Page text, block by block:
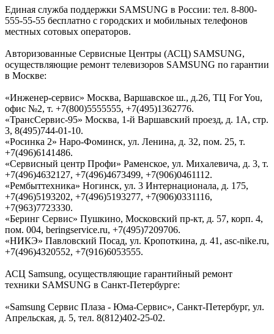
Единая служба поддержки SAMSUNG в России: тел. 8-800-
555-55-55 бесплатно с городских и мобильных телефонов
местных сотовых операторов.
Авторизованные Сервисные Центры (АСЦ) SAMSUNG,
осуществляющие ремонт телевизоров SAMSUNG по гарантии
в Москве:
«Инженер-сервис» Москва, Варшавское ш., д.26, ТЦ For You,
офис №2, т. +7(800)5555555, +7(495)1362776.
«ТрансСервис-95» Москва, 1-й Варшавский проезд, д. 1А, стр.
3, 8(495)744-01-10.
«Росинка 2» Наро-Фоминск, ул. Ленина, д. 32, пом. 25, т.
+7(496)6141486.
«Сервисный центр Профи» Раменское, ул. Михалевича, д. 3, т.
+7(496)4632127, +7(496)4673499, +7(906)0461112.
«Рембыттехника» Ногинск, ул. 3 Интернационала, д. 175,
+7(496)5193202, +7(496)5193277, +7(906)0331116,
+7(963)7723330.
«Беринг Сервис» Пушкино, Московский пр-кт, д. 57, корп. 4,
пом. 004, beringservice.ru, +7(495)7209706.
«НИКЭ» Павловский Посад, ул. Кропоткина, д. 41, asc-nike.ru,
+7(496)4320552, +7(916)6053555.
АСЦ Samsung, осуществляющие гарантийный ремонт
техники SAMSUNG в Санкт-Петербурге:
«Samsung Сервис Плаза - Юма-Cервис», Санкт-Петербург, ул.
Апрельская, д. 5, тел. 8(812)402-25-02.